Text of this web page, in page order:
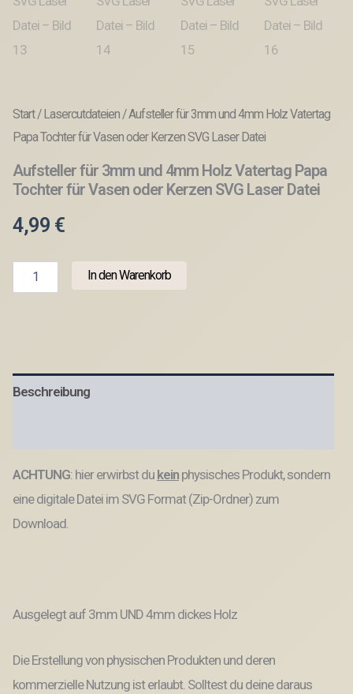
Start/Lasercutdateien/ Aufsteller für 3mm und 4mm Holz Vatertag
Papa Tochter für Vasen oder Kerzen SVG Laser Datei
Aufsteller für 3mm und 4mm Holz Vatertag Papa
Tochter für Vasen oder Kerzen SVG Laser Datei
4,99 €
Papa
Tochter
SVG
Datei
Menge
In den Warenkorb
Beschreibung
ACHTUNG: hier erwirbst du kein physisches Produkt, sondern
eine digitale Datei im SVG Format (Zip-Ordner) zum
Download.
Ausgelegt auf 3mm UND 4mm dickes Holz
Die Erstellung von physischen Produkten und deren
kommerzielle Nutzung ist erlaubt. Solltest du deine daraus